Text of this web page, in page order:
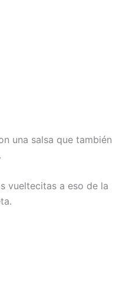
una salsa que también
vueltecitas a eso de la